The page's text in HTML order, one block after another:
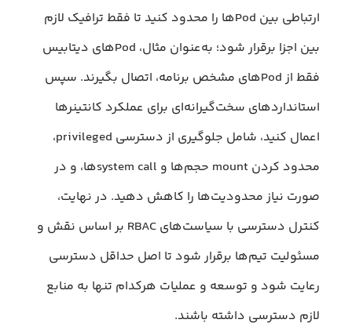
ارتباطی بین Podها را محدود کنید تا فقط ترافیک لازم
بین اجزا برقرار شود؛ به‌عنوان مثال، Podهای دیتابیس
فقط از Podهای مشخص برنامه، اتصال بگیرند. سپس
استانداردهای سخت‌گیرانه‌ای برای عملکرد کانتینرها
اعمال کنید، شامل جلوگیری از دسترسی privileged،
محدود کردن mount حجم‌ها و system callها، و در
صورت نیاز محدودیت‌ها را کاهش دهید. در نهایت،
کنترل دسترسی با سیاست‌های RBAC بر اساس نقش و
مسئولیت تیم‌ها برقرار شود تا اصل حداقل دسترسی
رعایت شود و توسعه و عملیات هرکدام تنها به منابع
لازم دسترسی داشته باشند.